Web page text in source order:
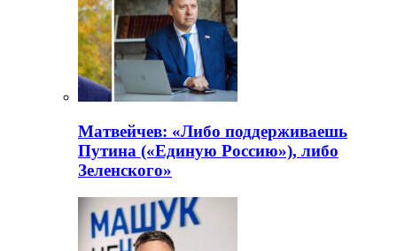
Матвейчев: «Либо поддерживаешь
Путина («Единую Россию»), либо
Зеленского»